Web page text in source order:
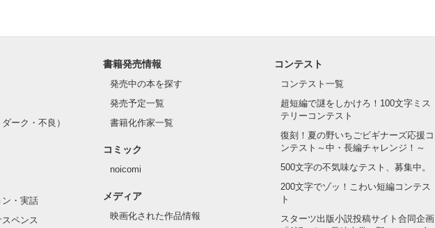
ーク・不良）
ン・実話
ペンス
書籍発売情報
発売中の本を探す
発売予定一覧
書籍化作家一覧
コミック
noicomi
メディア
映画化された作品情報
コンテスト
コンテスト一覧
超短編で謎をしかけろ！100文字ミス
テリーコンテスト
復刻！夏の野いちごビギナーズ応援コ
ンテスト～中・長編チャレンジ！～
500文字の不気味なテスト、募集中。
200文字でゾッ！こわい短編コンテス
ト
スターツ出版小説投稿サイト合同企画